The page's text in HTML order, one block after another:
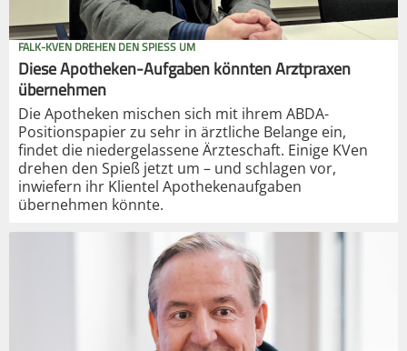
FALK-KVEN DREHEN DEN SPIESS UM
Diese Apotheken-Aufgaben könnten Arztpraxen
übernehmen
Die Apotheken mischen sich mit ihrem ABDA-
Positionspapier zu sehr in ärztliche Belange ein,
findet die niedergelassene Ärzteschaft. Einige KVen
drehen den Spieß jetzt um – und schlagen vor,
inwiefern ihr Klientel Apothekenaufgaben
übernehmen könnte.